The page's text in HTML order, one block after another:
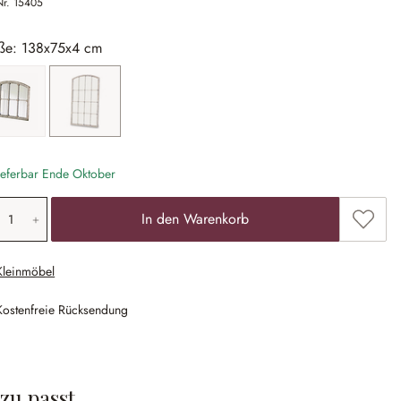
138x75x4 cm
60x76x5 cm 138x75x4 cm
Ende Oktober
Anzahl: Gib den gewünschten Wert
In den Warenkorb Zum
Rücksendung